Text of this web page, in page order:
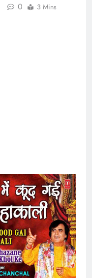
0 3 Mins